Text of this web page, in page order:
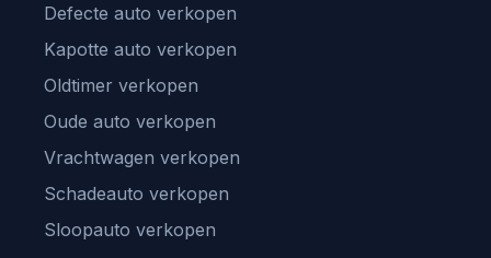
Defecte auto verkopen
Kapotte auto verkopen
Oldtimer verkopen
Oude auto verkopen
Vrachtwagen verkopen
Schadeauto verkopen
Sloopauto verkopen